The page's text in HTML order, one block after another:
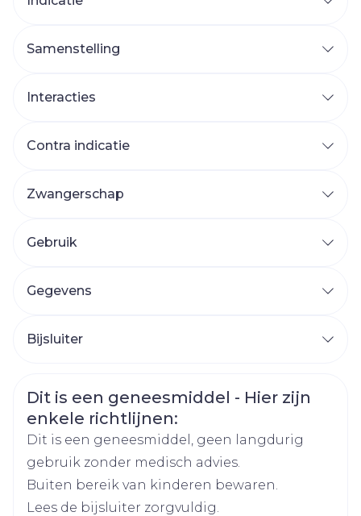
Samenstelling
Interacties
Contra indicatie
Zwangerschap
Gebruik
Gegevens
Breedte 93 mm
Lengte 120 mm
Diepte
Bijsluiter
Veiligheidsinformatie
Dit is een geneesmiddel - Hier zijn
enkele richtlijnen:
Dit is een geneesmiddel, geen langdurig
gebruik zonder medisch advies.
Buiten bereik van kinderen bewaren.
Lees de bijsluiter zorgvuldig.